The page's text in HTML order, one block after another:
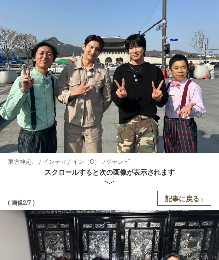
東方神起、ナインティナイン（C）フジテレビ
スクロールすると次の画像が表示されます
( 画像2/7 ) 記事に戻る